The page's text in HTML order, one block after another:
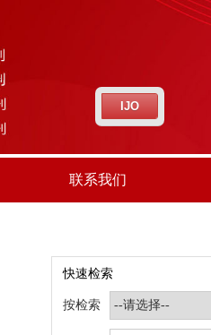
IJO
联系我们
快速检索
按检索